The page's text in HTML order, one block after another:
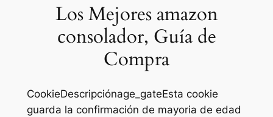
Los Mejores amazon
consolador, Guía de
Compra
CookieDescripciónage_gateEsta cookie
guarda la confirmación de mayoria de edad